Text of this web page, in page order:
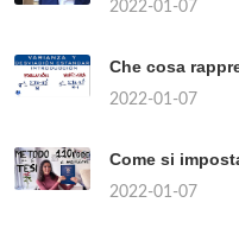
2022-01-07
Che cosa
2022-01-07
Come si
2022-01-07